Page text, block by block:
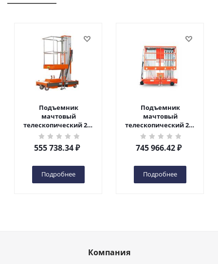
Подъемник
мачтовый
телескопический 200
кг 6 м TOR GTWY6-200S
DC 2-мачтовый
(автономный) (G) в
555 738.34₽
Подробнее
Подъемник
мачтовый
телескопический 200
кг 10 м TOR GTWY10-
200S DC 2-мачтовый
(автономный) (N) в
745 966.42₽
Подробнее
Компания